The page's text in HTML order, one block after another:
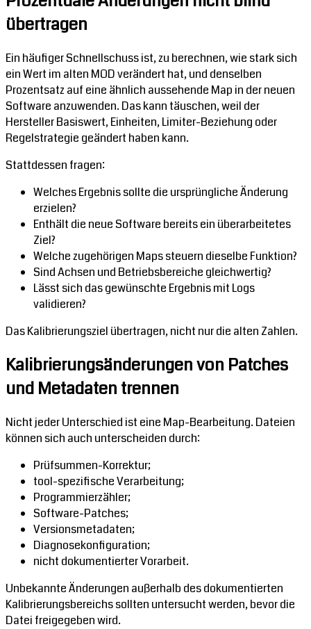
übertragen
Ein häufiger Schnellschuss ist, zu berechnen, wie stark sich
ein Wert im alten MOD verändert hat, und denselben
Prozentsatz auf eine ähnlich aussehende Map in der neuen
Software anzuwenden. Das kann täuschen, weil der
Hersteller Basiswert, Einheiten, Limiter-Beziehung oder
Regelstrategie geändert haben kann.
Stattdessen fragen:
Welches Ergebnis sollte die ursprüngliche Änderung
erzielen?
Enthält die neue Software bereits ein überarbeitetes
Ziel?
Welche zugehörigen Maps steuern dieselbe Funktion?
Sind Achsen und Betriebsbereiche gleichwertig?
Lässt sich das gewünschte Ergebnis mit Logs
validieren?
Das Kalibrierungsziel übertragen, nicht nur die alten Zahlen.
Kalibrierungsänderungen von Patches
und Metadaten trennen
Nicht jeder Unterschied ist eine Map-Bearbeitung. Dateien
können sich auch unterscheiden durch:
Prüfsummen-Korrektur;
tool-spezifische Verarbeitung;
Programmierzähler;
Software-Patches;
Versionsmetadaten;
Diagnosekonfiguration;
nicht dokumentierter Vorarbeit.
Unbekannte Änderungen außerhalb des dokumentierten
Kalibrierungsbereichs sollten untersucht werden, bevor die
Datei freigegeben wird.